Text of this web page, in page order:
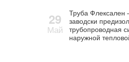
29
Май
Труба Флексален
заводски
трубопроводная
наружной